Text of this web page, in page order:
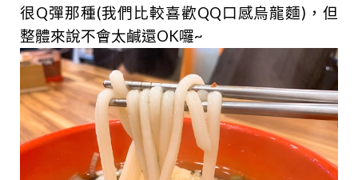
很Q彈那種(我們比較喜歡QQ口感烏龍麵)，但
整體來說不會太鹹還OK囉~